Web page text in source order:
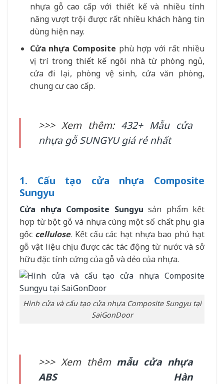
nhựa gỗ cao cấp với thiết kế và nhiều tính
năng vượt trội được rất nhiều khách hàng tin
dùng hiện nay.
Cửa nhựa Composite phù hợp với rất nhiều
vị trí trong thiết kế ngôi nhà từ phòng ngủ,
cửa đi lại, phòng vệ sinh, cửa văn phòng,
chung cư cao cấp.
>>> Xem thêm: 432+ Mẫu cửa
nhựa gỗ SUNGYU giá rẻ nhất
1. Cấu tạo cửa nhựa Composite
Sungyu
Cửa nhựa Composite Sungyu sản phẩm kết
hợp từ bột gỗ và nhựa cùng một số chất phụ gia
gốc cellulose. Kết cấu các hạt nhựa bao phủ hạt
gỗ vật liệu chịu được các tác động từ nước và sở
hữu đặc tính cứng của gỗ và dẻo của nhựa.
Hình cửa và cấu tạo cửa nhựa Composite Sungyu tại
SaiGonDoor
>>> Xem thêm mẫu cửa nhựa
ABS Hàn